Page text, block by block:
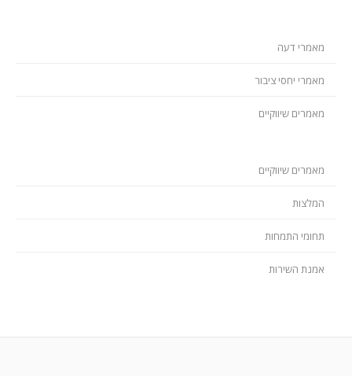
מאמרי דעה
מאמרי יחסי ציבור
מאמרים שיווקיים
מאמרים שיווקיים
המלצות
תחומי התמחות
אמנת השירות